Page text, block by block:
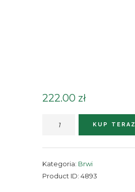
222.00 zł
KUP TERAZ
Kategoria: Brwi
Product ID: 4893